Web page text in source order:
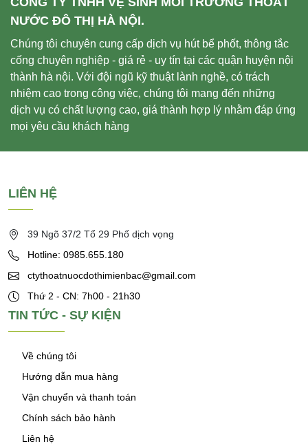
NƯỚC ĐÔ THỊ HÀ NỘI.
Chúng tôi chuyên cung cấp dịch vụ hút bể phốt, thông tắc
cống chuyên nghiệp - giá rẻ - uy tín tại các quận huyện nội
thành hà nội. Với đội ngũ kỹ thuật lành nghề, có trách
nhiệm cao trong công việc, chúng tôi mang đến những
dịch vụ có chất lượng cao, giá thành hợp lý nhằm đáp ứng
mọi yêu cầu khách hàng
LIÊN HỆ
39 Ngõ 37/2 Tổ 29 Phố dịch vọng
Hotline: 0985.655.180
ctythoatnuocdothimienbac@gmail.com
Thứ 2 - CN: 7h00 - 21h30
TIN TỨC - SỰ KIỆN
Về chúng tôi
Hướng dẫn mua hàng
Vận chuyển và thanh toán
Chính sách bảo hành
Liên hệ